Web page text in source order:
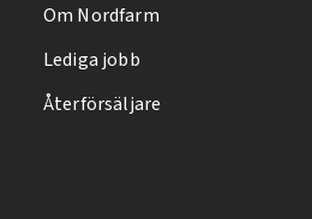
Om Nordfarm
Lediga jobb
Återförsäljare